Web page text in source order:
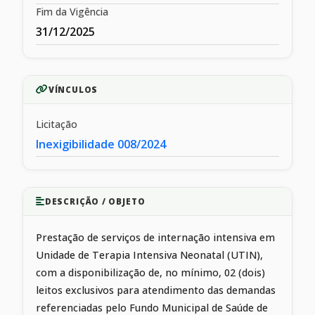
Fim da Vigência
31/12/2025
VÍNCULOS
Licitação
Inexigibilidade 008/2024
DESCRIÇÃO / OBJETO
Prestação de serviços de internação intensiva em
Unidade de Terapia Intensiva Neonatal (UTIN),
com a disponibilização de, no mínimo, 02 (dois)
leitos exclusivos para atendimento das demandas
referenciadas pelo Fundo Municipal de Saúde de